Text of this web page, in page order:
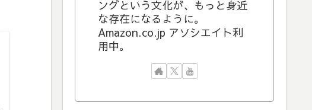
ングという文化が、もっと身近
な存在になるように。
Amazon.co.jp アソシエイト利
用中。